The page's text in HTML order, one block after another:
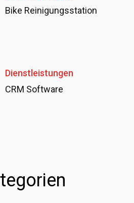
Bike Reinigungsstation
Dienstleistungen
CRM Software